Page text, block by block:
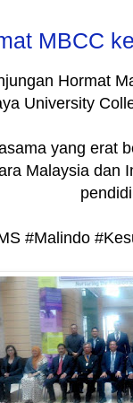
MBCC
Hormat
University
yang erat
Malaysia dan
#Malindo